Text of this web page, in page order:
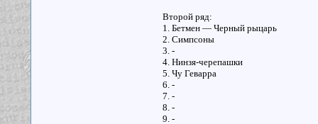
Второй ряд:
1. Бетмен — Черный рыцарь
2. Симпсоны
3. -
4. Нинзя-черепашки
5. Чу Геварра
6. -
7. -
8. -
9. -